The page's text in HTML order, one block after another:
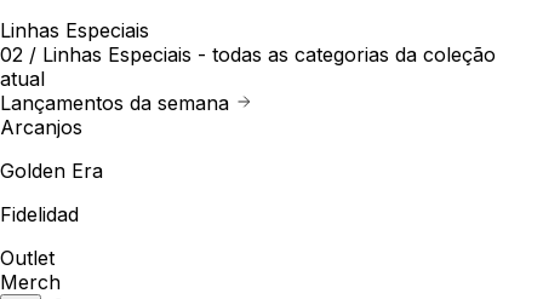
Linhas Especiais
02 / Linhas Especiais - todas as categorias da coleção
atual
Lançamentos da semana
Arcanjos
Golden Era
Fidelidad
Outlet
Merch